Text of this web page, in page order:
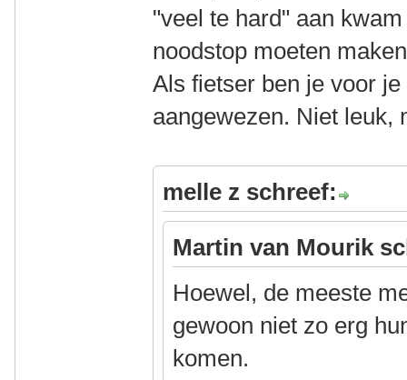
"veel te hard" aan
noodstop moeten
Als fietser ben je voor
aangewezen. Niet
melle z schreef:
Martin van Mourik
Hoewel, de meeste
gewoon niet zo erg
komen.